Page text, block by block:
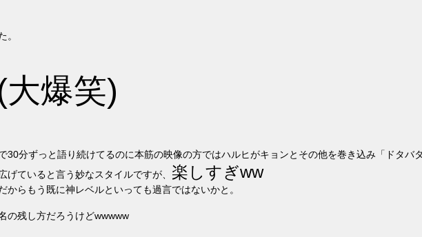
。
爆笑)
分ずっと語り続けてるのに本筋の映像の方ではハルヒがキョンとその他を巻き込み「ドタバ
ていると言う妙なスタイルですが、 楽しすぎww
らもう既に神レベルといっても過言ではないかと。
の残し方だろうけどwwwww